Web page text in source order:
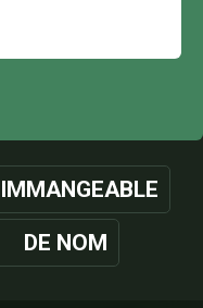
IMMANGEABLE
DE NOM